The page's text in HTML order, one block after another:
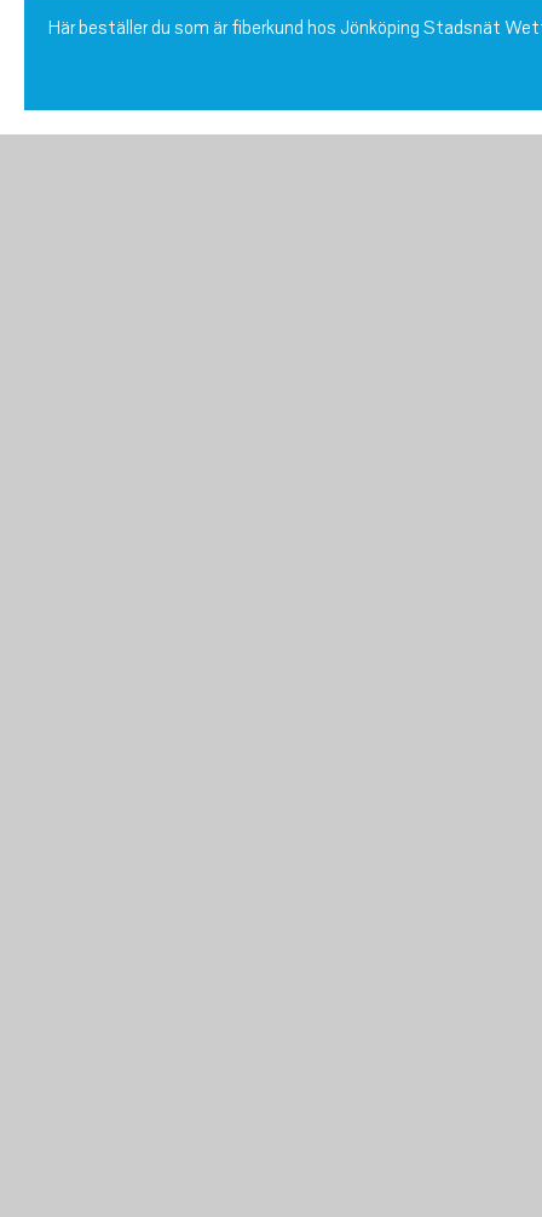
Här beställer du som är fiberkund hos Jönköping Stadsnät